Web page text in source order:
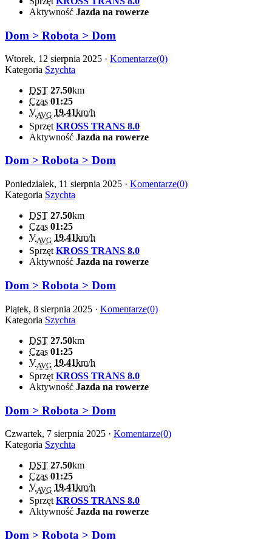
Aktywność Jazda na rowerze
Dom > Robota > Dom
Wtorek, 12 sierpnia 2025 · Komentarze(0)
Kategoria Szychta
DST 27.50km
Czas 01:25
VAVG 19.41km/h
Sprzęt KROSS TRANS 8.0
Aktywność Jazda na rowerze
Dom > Robota > Dom
Poniedziałek, 11 sierpnia 2025 · Komentarze(0)
Kategoria Szychta
DST 27.50km
Czas 01:25
VAVG 19.41km/h
Sprzęt KROSS TRANS 8.0
Aktywność Jazda na rowerze
Dom > Robota > Dom
Piątek, 8 sierpnia 2025 · Komentarze(0)
Kategoria Szychta
DST 27.50km
Czas 01:25
VAVG 19.41km/h
Sprzęt KROSS TRANS 8.0
Aktywność Jazda na rowerze
Dom > Robota > Dom
Czwartek, 7 sierpnia 2025 · Komentarze(0)
Kategoria Szychta
DST 27.50km
Czas 01:25
VAVG 19.41km/h
SprzętKROSS TRANS 8.0
Aktywność Jazda na rowerze
Dom > Robota > Dom